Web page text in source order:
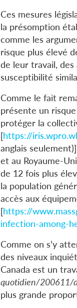
Ces mesures
la présomption
comme les
risque plus élevé
de leur travail,
susceptibilité
Comme le fait
présente un
protéger la
[https://
anglais
et au Royaume-
de 12 fois plus
la population
accès aux
[https://
infection-among-
Comme on s’y
des niveaux
Canada est un
quotidien/200611/
plus grande